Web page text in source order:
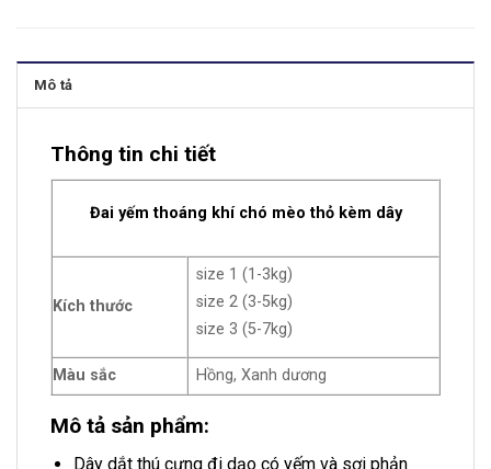
Mô tả
Thông tin chi tiết
Đai yếm thoáng khí chó mèo thỏ kèm dây
Kích thước
size 1 (1-3kg)
size 2 (3-5kg)
size 3 (5-7kg)
Màu sắc Hồng, Xanh dương
Mô tả sản phẩm:
Dây dắt thú cưng đi dạo có yếm và sợi phản